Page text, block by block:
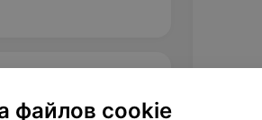
файлов cookie